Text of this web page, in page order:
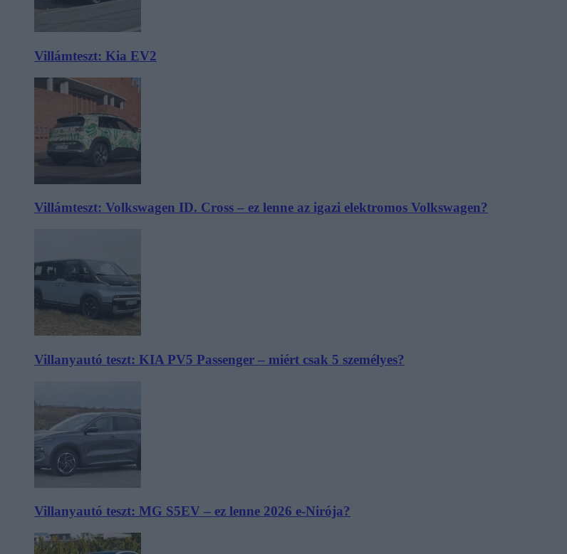
Villámteszt: Kia EV2
Villámteszt: Volkswagen ID. Cross – ez lenne az igazi elektromos Volkswagen?
Villanyautó teszt: KIA PV5 Passenger – miért csak 5 személyes?
Villanyautó teszt: MG S5EV – ez lenne 2026 e-Nirója?